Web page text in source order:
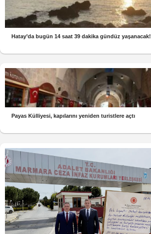
Hatay’da bugün 14 saat 39 dakika gündüz yaşanacak!
Payas Külliyesi, kapılarını yeniden turistlere açtı